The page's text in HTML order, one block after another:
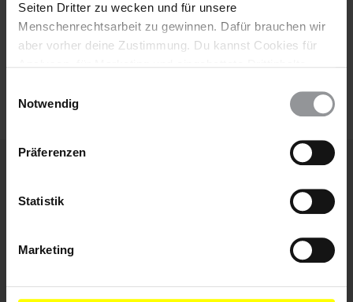
Seiten Dritter zu wecken und für unsere
Menschenrechtsarbeit zu gewinnen. Dafür brauchen wir
aber vorher deine Zustimmung. Du kannst Cookies für
wieder ändern. Diesen Banner kannst Du über den Link
Notwendig
Präferenzen
Statistik
Marketing
Ich habe dieDatenschutzrichtlinieund die
Weitere Artikel